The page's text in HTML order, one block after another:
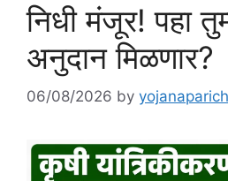
निधी मंजूर! पहा
अनुदान मिळणार?
06/08/2026 by